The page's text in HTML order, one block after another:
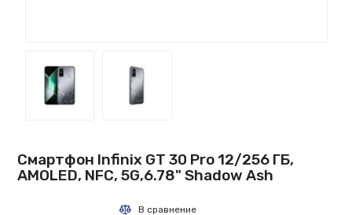
Смартфон Infinix GT 30 Pro 12/256 ГБ,
AMOLED, NFC, 5G,6.78" Shadow Ash